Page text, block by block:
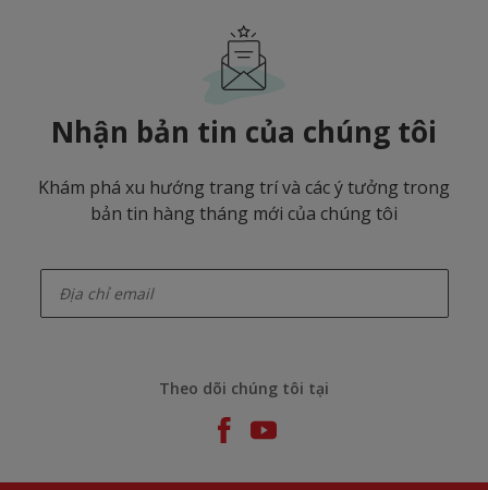
Nhận bản tin của chúng tôi
Khám phá xu hướng trang trí và các ý tưởng trong
bản tin hàng tháng mới của chúng tôi
Theo dõi chúng tôi tại